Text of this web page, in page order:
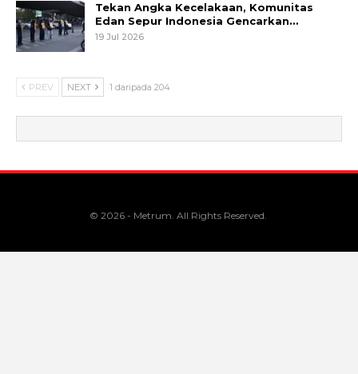
Tekan Angka Kecelakaan, Komunitas
Edan Sepur Indonesia Gencarkan…
19 Jul 2026
PREV NEXT 1 daripada 204
© 2026 - Metrum. All Rights Reserved.